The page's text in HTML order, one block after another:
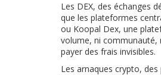
Les DEX, des échanges
que les plateformes
ou Koopal Dex, une
volume, ni communauté,
payer des frais invisibles.
Les arnaques crypto, des